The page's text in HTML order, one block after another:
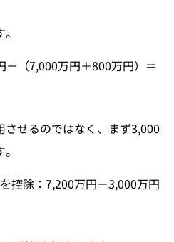
－（7,000万円＋800万円）＝
させるのではなく、まず3,000
控除：7,200万円－3,000万円